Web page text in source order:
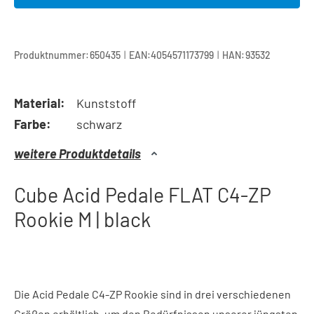
Produktnummer:650435 | EAN:4054571173799 | HAN:93532
Material:
Kunststoff
Farbe:
schwarz
weitere Produktdetails
Cube Acid Pedale FLAT C4-ZP
Rookie M | black
Die Acid Pedale C4-ZP Rookie sind in drei verschiedenen